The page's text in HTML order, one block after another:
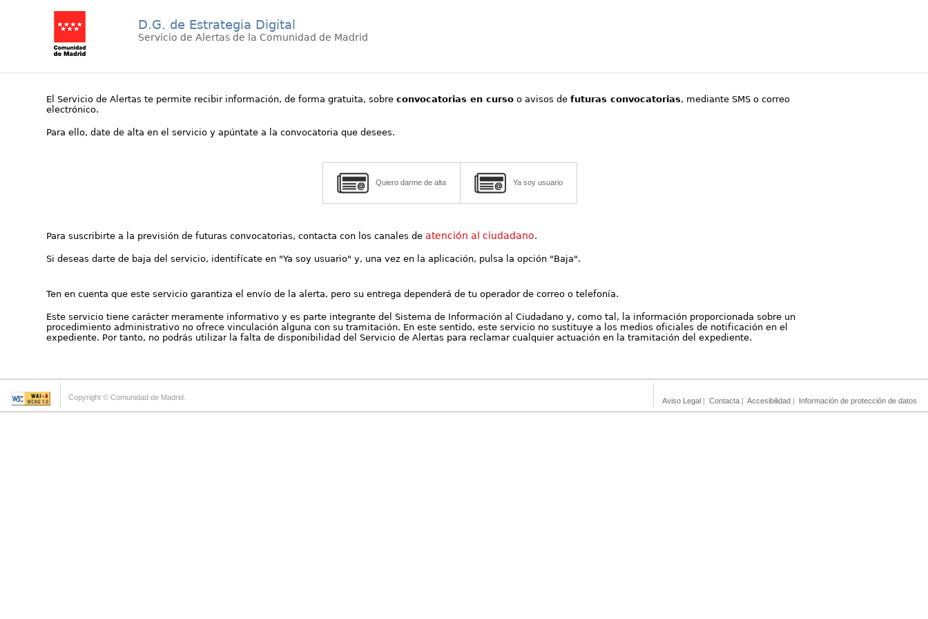
D.G. de Estrategia Digital
Servicio de Alertas de la Comunidad de Madrid
El Servicio de Alertas te permite recibir información, de forma gratuita, sobreconvocatorias en curso o avisos defuturas convocatorias, mediante SMS o correo
electrónico.
Para ello, date de alta en el servicio y apúntate a la convocatoria que desees.
Quiero darme de alta Ya soy usuario
Para suscribirte a la previsión de futuras convocatorias, contacta con los canales deatención al ciudadano.
Si deseas darte de baja del servicio, identifícate en "Ya soy usuario" y, una vez en la aplicación, pulsa la opción "Baja".
Ten en cuenta que este servicio garantiza el envío de la alerta, pero su entrega dependerá de tu operador de correo o telefonía.
Este servicio tiene carácter meramente informativo y es parte integrante del Sistema de Información al Ciudadano y, como tal, la información proporcionada sobre un
procedimiento administrativo no ofrece vinculación alguna con su tramitación. En este sentido, este servicio no sustituye a los medios oficiales de notificación en el
expediente. Por tanto, no podrás utilizar la falta de disponibilidad del Servicio de Alertas para reclamar cualquier actuación en la tramitación del expediente.
Copyright © Comunidad de Madrid. Aviso Legal | Contacta | Accesibilidad | Información de protección de datos